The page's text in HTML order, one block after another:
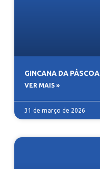
GINCANA DA PÁSCOA
VER MAIS »
31 de março de 2026